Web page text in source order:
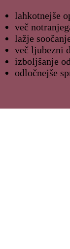
lahkotnejše
več
lažje
več ljubezni
izboljšanje
odločnejše